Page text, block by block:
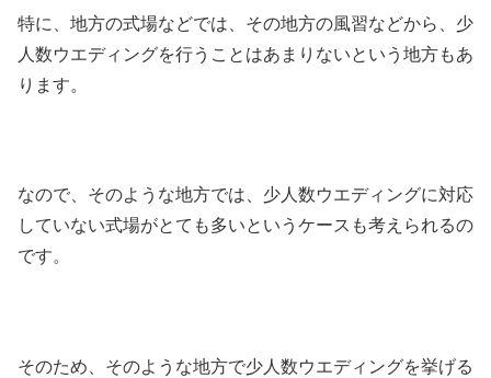
特に、地方の式場などでは、その地方の風習などから、少
人数ウエディングを行うことはあまりないという地方もあ
ります。
なので、そのような地方では、少人数ウエディングに対応
していない式場がとても多いというケースも考えられるの
です。
そのため、そのような地方で少人数ウエディングを挙げる